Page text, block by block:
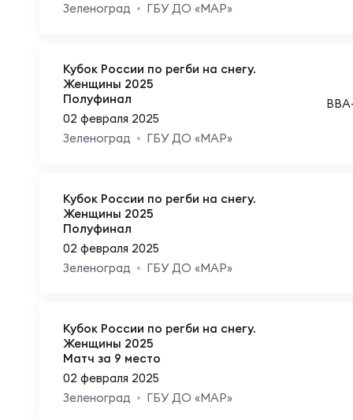
Зеленоград
ГБУ ДО «МАР»
Кубок России по регби на снегу.
Женщины 2025
Полуфинал
02 февраля 2025
Зеленоград
ГБУ ДО «МАР»
Кубок России по регби на снегу.
Женщины 2025
Полуфинал
02 февраля 2025
Зеленоград
ГБУ ДО «МАР»
Кубок России по регби на снегу.
Женщины 2025
Матч за 9 место
02 февраля 2025
Зеленоград
ГБУ ДО «МАР»